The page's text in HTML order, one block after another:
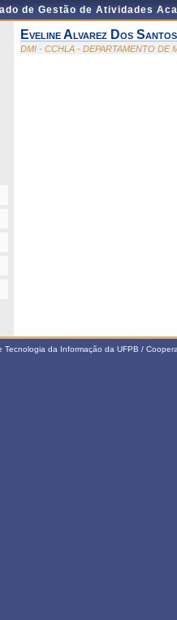
de Gestão de Atividades
Eveline Alvarez Dos Santos
DMI - CCHLA - DEPARTAMENTO DE
Tecnologia da Informação da UFPB /